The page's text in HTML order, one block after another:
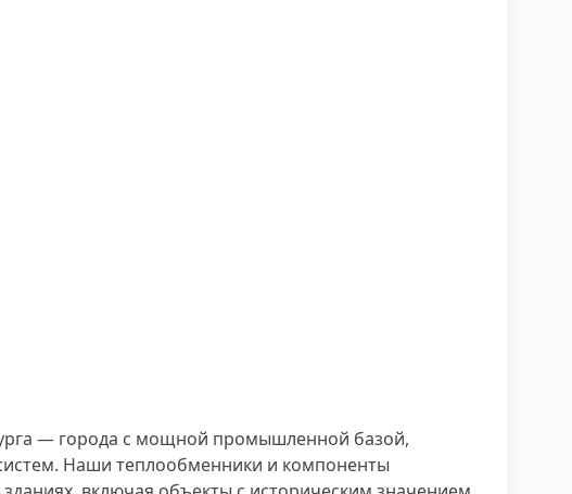
— города с мощной промышленной базой,
Наши теплообменники и компоненты